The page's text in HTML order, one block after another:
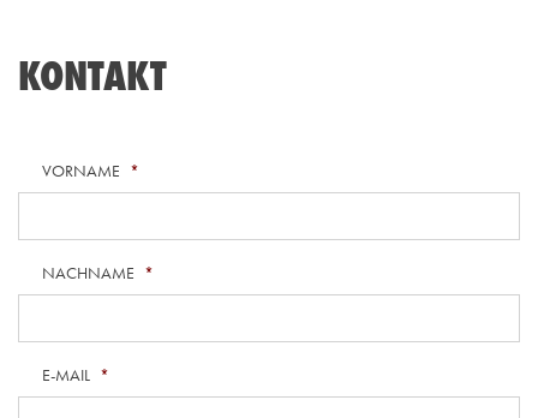
KONTAKT
VORNAME *
NACHNAME *
E-MAIL *